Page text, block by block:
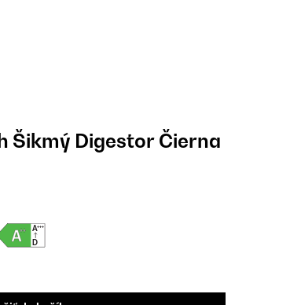
Šikmý Digestor Čierna